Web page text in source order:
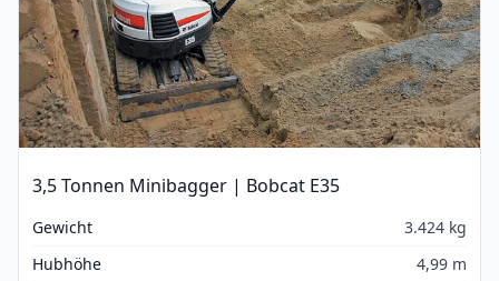
3,5 Tonnen Minibagger | Bobcat E35
Gewicht
3.424 kg
Hubhöhe
4,99 m